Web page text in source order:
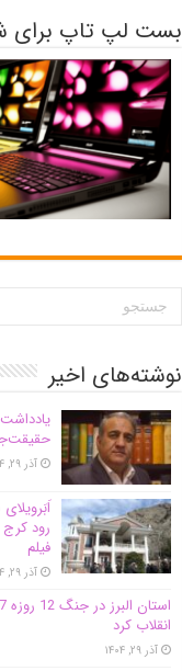
بست لپ تاپ برای
نوشته‌های اخیر
آذر ۲۹, ۱۴۰۴
رود
فیلم
آذر ۲۹, ۱۴۰۴
انقلاب کرد
آذر ۲۹, ۱۴۰۴